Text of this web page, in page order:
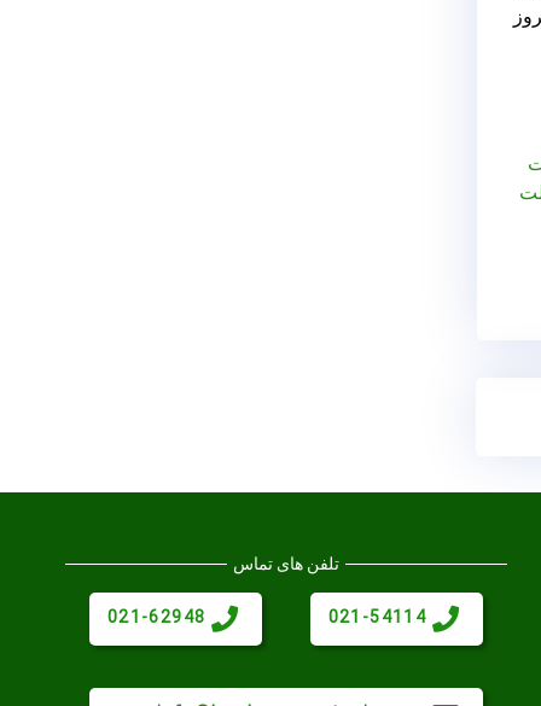
تلفن های تماس
021-54114
021-62948